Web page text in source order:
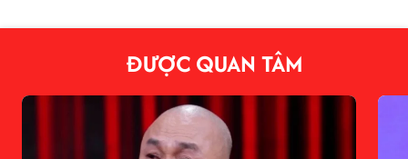
ĐƯỢC QUAN TÂM